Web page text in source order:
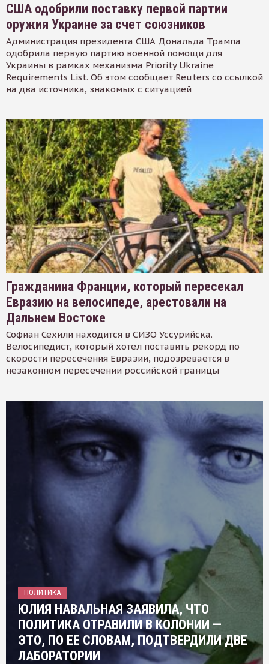
США одобрили поставку первой партии
оружия Украине за счет союзников
Администрация президента США Дональда Трампа
одобрила первую партию военной помощи для
Украины в рамках механизма Priority Ukraine
Requirements List. Об этом сообщает Reuters со ссылкой
на два источника, знакомых с ситуацией
Гражданина Франции, который пересекал
Евразию на велосипеде, арестовали на
Дальнем Востоке
Софиан Сехили находится в СИЗО Уссурийска.
Велосипедист, который хотел поставить рекорд по
скорости пересечения Евразии, подозревается в
незаконном пересечении российской границы
ПОЛИТИКА
ЮЛИЯ НАВАЛЬНАЯ ЗАЯВИЛА, ЧТО
ПОЛИТИКА ОТРАВИЛИ В КОЛОНИИ —
ЭТО, ПО ЕЕ СЛОВАМ, ПОДТВЕРДИЛИ ДВЕ
ЛАБОРАТОРИИ